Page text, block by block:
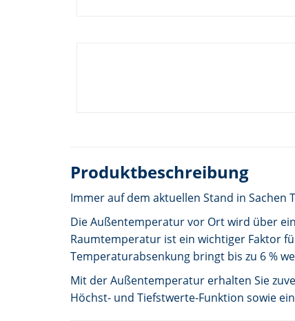
Produktbeschreibung
Immer auf dem aktuellen Stand in Sachen
Die Außentemperatur vor Ort wird über
Raumtemperatur ist ein wichtiger Faktor
Temperaturabsenkung bringt bis zu 6 %
Mit der Außentemperatur erhalten Sie
Höchst- und Tiefstwerte-Funktion sowie